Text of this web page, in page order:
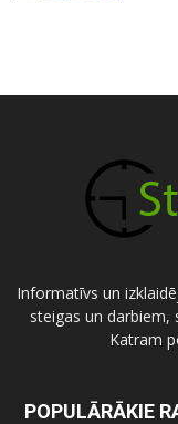
Informatīvs un
steigas un darbiem,
Katram
POPULĀRĀKIE